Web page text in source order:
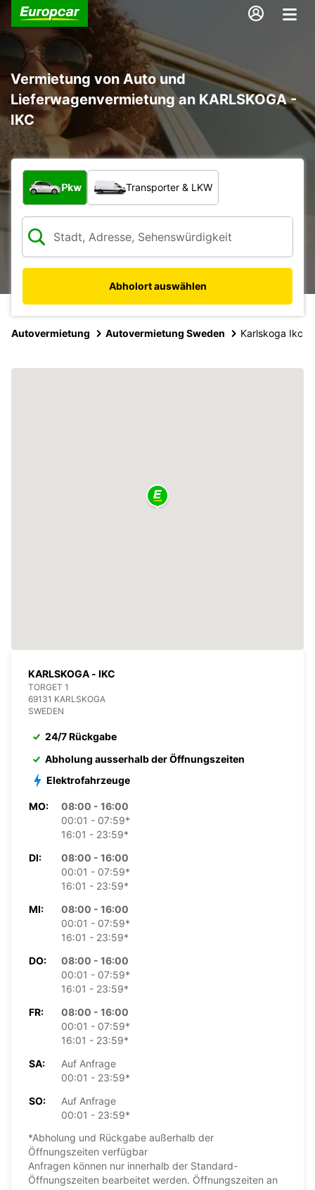
Vermietung von Auto und
Lieferwagenvermietung an KARLSKOGA -
IKC
Welche Art von Fahrzeug?
Pkw Transporter & LKW
Abholort auswählen
Autovermietung Autovermietung Sweden Karlskoga Ikc
KARLSKOGA - IKC
TORGET 1
69131 KARLSKOGA
SWEDEN
24/7 Rückgabe
Abholung ausserhalb der Öffnungszeiten
Elektrofahrzeuge
MO:
08:00 - 16:00
00:01 - 07:59*
16:01 - 23:59*
DI:
08:00 - 16:00
00:01 - 07:59*
16:01 - 23:59*
MI:
08:00 - 16:00
00:01 - 07:59*
16:01 - 23:59*
DO:
08:00 - 16:00
00:01 - 07:59*
16:01 - 23:59*
FR:
08:00 - 16:00
00:01 - 07:59*
16:01 - 23:59*
SA:
Auf Anfrage
00:01 - 23:59*
SO:
Auf Anfrage
00:01 - 23:59*
*Abholung und Rückgabe außerhalb der
Öffnungszeiten verfügbar
Anfragen können nur innerhalb der Standard-
Öffnungszeiten bearbeitet werden. Öffnungszeiten an